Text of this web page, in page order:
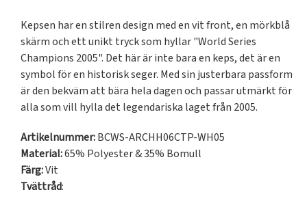
Kepsen har en stilren design med en vit front, en mörkblå
skärm och ett unikt tryck som hyllar "World Series
Champions 2005". Det här är inte bara en keps, det är en
symbol för en historisk seger. Med sin justerbara passform
är den bekväm att bära hela dagen och passar utmärkt för
alla som vill hylla det legendariska laget från 2005.
Artikelnummer:BCWS-ARCHH06CTP-WH05
Material:65% Polyester & 35% Bomull
Färg:Vit
Tvättråd: